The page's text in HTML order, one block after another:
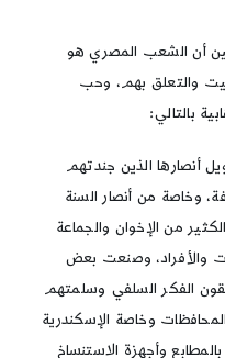
أن الشعب المصري هو
والتعلق بهم، وحب
بالتالي:
أنصارها الذين جندتهم
وخاصة من أنصار السنة
من الإخوان والجماعة
والأفراد، وصنعت بعض
الفكر السلفي وسلمتهم
وخاصة الإسكندرية
وأجهزة الاستنساخ